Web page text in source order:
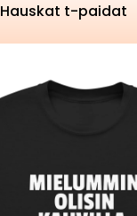
Hauskat t-paidat